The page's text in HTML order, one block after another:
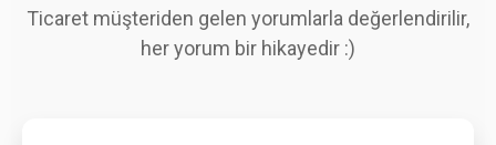
Ticaret müşteriden gelen yorumlarla değerlendirilir,
her yorum bir hikayedir :)